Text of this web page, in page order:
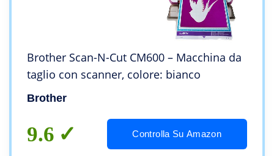
Brother Scan-N-Cut CM600 – Macchina da
taglio con scanner, colore: bianco
Brother
9.6 Controlla Su Amazon